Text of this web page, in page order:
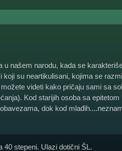
u našem narodu, kada se
koji su neartikulisani, kojima se
videti kako pričaju sami sa
Kod starijih osoba sa
dok kod
40 stepeni. Ulazi dotični ŠL.